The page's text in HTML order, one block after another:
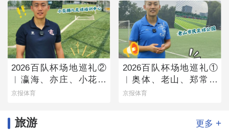
2026百队杯场地巡礼②
︱瀛海、亦庄、小花猫
赛区将承办多组别百队
京报体育
2026百队杯场地巡礼①
︱奥体、老山、郑常庄
赛区静候百队杯开幕
京报体育
旅游 更多 +